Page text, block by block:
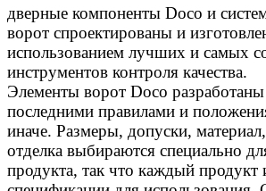
дверные компоненты Doco и
ворот спроектированы и
использованием лучших и самых
инструментов контроля качества.
Элементы ворот Doco разработаны
последними правилами и
иначе. Размеры, допуски,
отделка выбираются специально
продукта, так что каждый продукт